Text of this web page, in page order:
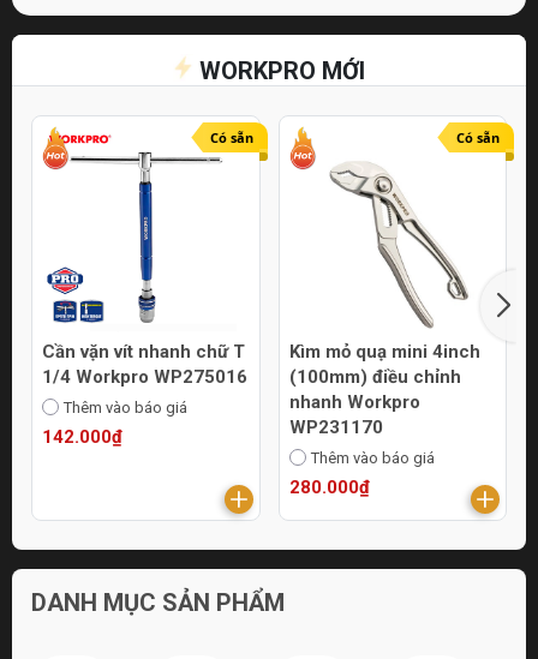
Bí quyết chọn lựa cửa hàng điện nước chất
lượng
21/07/2024
Online
21/07/2024
WORKPRO MỚI
Có sẵn
Cần vặn vít nhanh chữ T
1/4 Workpro WP275016
Thêm vào báo giá
142.000₫
Có sẵn
Kìm mỏ quạ mini 4inch
(100mm) điều chỉnh
nhanh Workpro
WP231170
Thêm vào báo giá
280.000₫
DANH MỤC SẢN PHẨM